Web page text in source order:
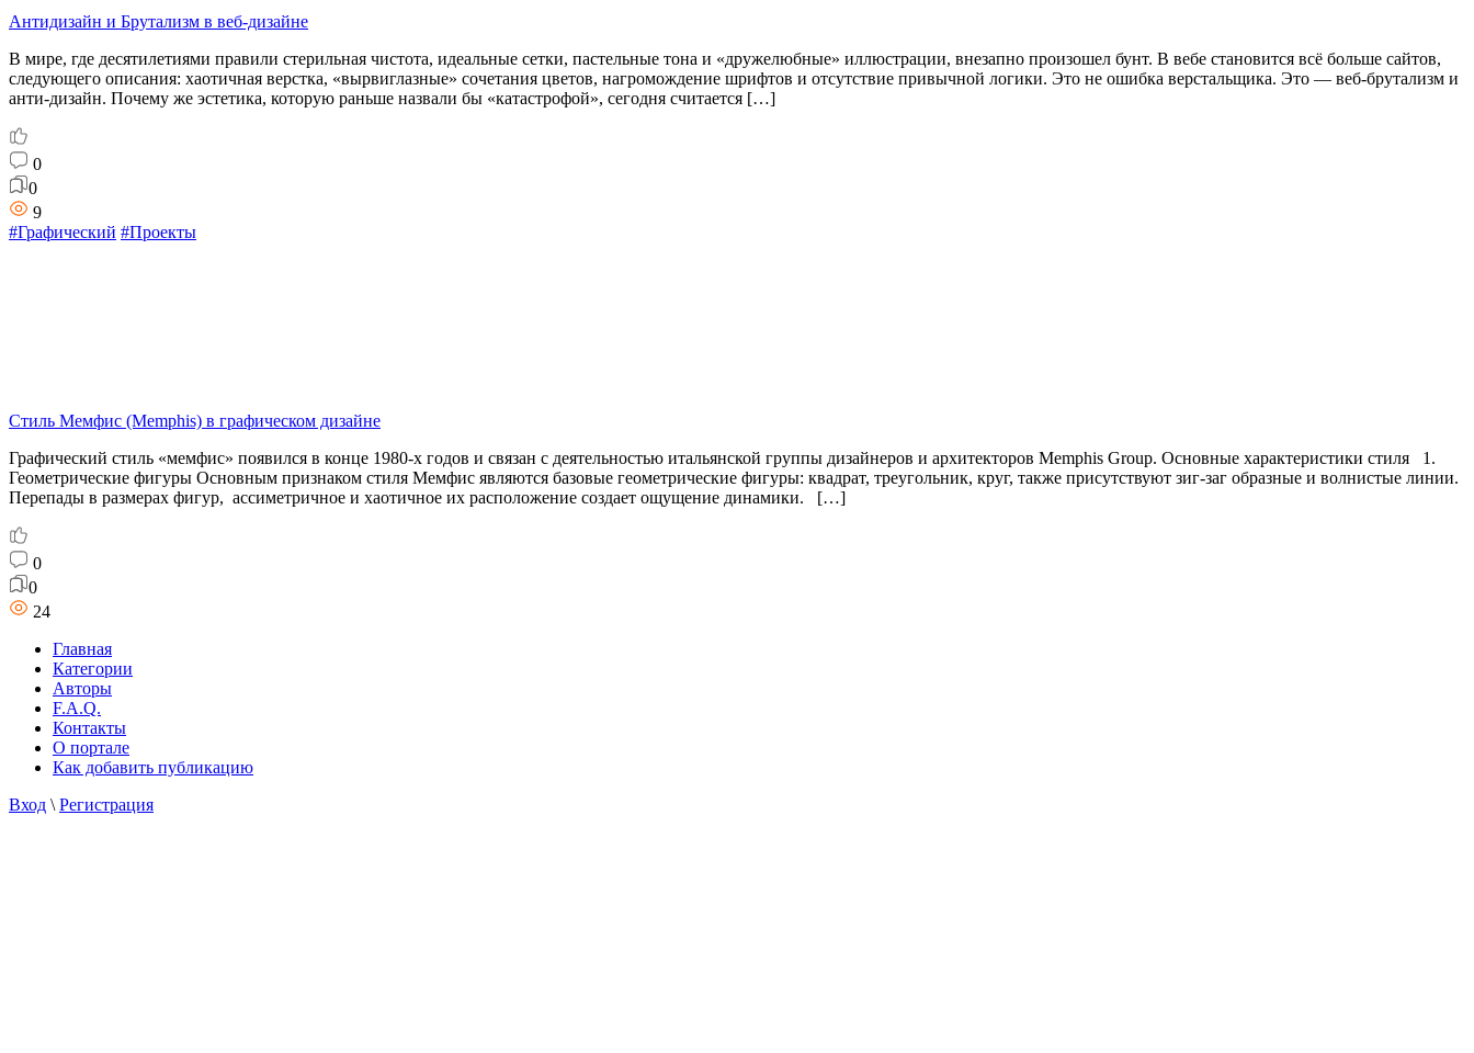
Антидизайн и Брутализм в веб-дизайне
В мире, где десятилетиями правили стерильная чистота, идеальные сетки, пастельные тона и «дружелюбные» иллюстрации, внезапно произошел бунт. В вебе становится всё больше сайтов,
следующего описания: хаотичная верстка, «вырвиглазные» сочетания цветов, нагромождение шрифтов и отсутствие привычной логики. Это не ошибка верстальщика. Это — веб-брутализм и
анти-дизайн. Почему же эстетика, которую раньше назвали бы «катастрофой», сегодня считается […]
0
0
9
#Графический #Проекты
Стиль Мемфис (Memphis) в графическом дизайне
Графический стиль «мемфис» появился в конце 1980-х годов и связан с деятельностью итальянской группы дизайнеров и архитекторов Memphis Group. Основные характеристики стиля 1.
Геометрические фигуры Основным признаком стиля Мемфис являются базовые геометрические фигуры: квадрат, треугольник, круг, также присутствуют зиг-заг образные и волнистые линии.
Перепады в размерах фигур, ассиметричное и хаотичное их расположение создает ощущение динамики. […]
0
0
24
Главная
Категории
Авторы
F.A.Q.
Контакты
О портале
Как добавить публикацию
Вход \ Регистрация